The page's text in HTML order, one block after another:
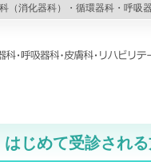
（消化器科）・循環器科・呼吸
はじめて受診され